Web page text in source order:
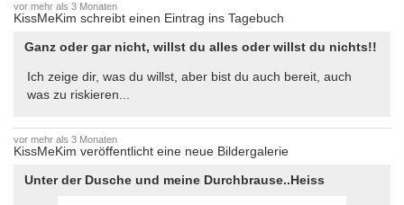
vor mehr als 3 Monaten
KissMeKim schreibt einen Eintrag ins Tagebuch
Ganz oder gar nicht, willst du alles oder willst du nichts!!
Ich zeige dir, was du willst, aber bist du auch bereit, auch
was zu riskieren...
vor mehr als 3 Monaten
KissMeKim veröffentlicht eine neue Bildergalerie
Unter der Dusche und meine Durchbrause..Heiss